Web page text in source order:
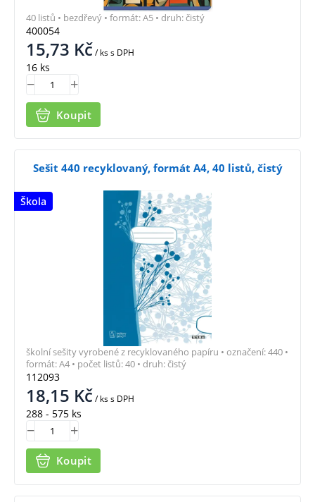
400054
15,73 Kč/ kss DPH
16 ks
Koupit
40 listů • bezdřevý • formát: A5 • druh: čistý
Škola
Sešit 440 recyklovaný, formát A4, 40 listů, čistý
112093
18,15 Kč/ kss DPH
288 - 575 ks
Koupit
školní sešity vyrobené z recyklovaného papíru • označení: 440 •
formát: A4 • počet listů: 40 • druh: čistý